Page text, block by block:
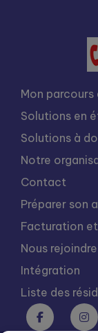
Mon parcours
Solutions en
Solutions à
Notre
Contact
Préparer son
Facturation
Nous rejoindre
Intégration
Liste des